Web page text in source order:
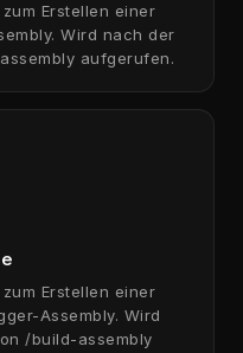
Erstellen einer
Wird nach der
aufgerufen.
Erstellen einer
Assembly. Wird
/build-assembly